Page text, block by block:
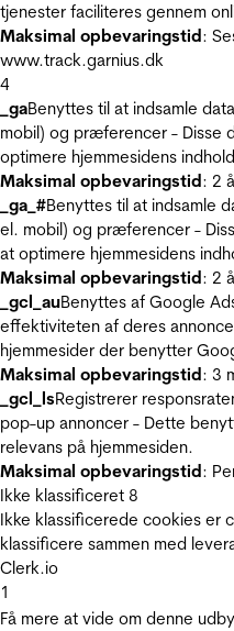
tjenester faciliteres gennem
Maksimal opbevaringstid:
www.track.garnius.dk
4
_gaBenyttes til at indsamle
mobil) og præferencer - Disse
optimere hjemmesidens
Maksimal opbevaringstid: 2
_ga_#Benyttes til at indsamle
el. mobil) og præferencer -
at optimere hjemmesidens
Maksimal opbevaringstid: 2
_gcl_auBenyttes af Google
effektiviteten af deres
hjemmesider der benytter
Maksimal opbevaringstid: 3
_gcl_lsRegistrerer
pop-up annoncer - Dette
relevans på hjemmesiden.
Maksimal opbevaringstid:
Ikke klassificeret 8
Ikke klassificerede cookies er
klassificere sammen med
Clerk.io
1
Få mere at vide om denne